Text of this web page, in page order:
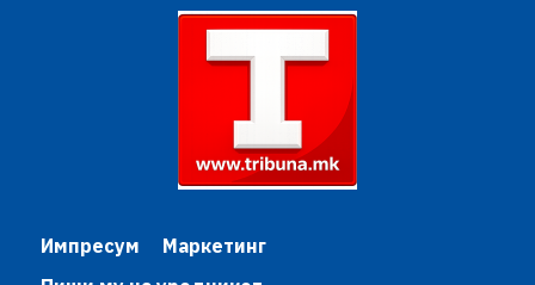
Импресум
Маркетинг